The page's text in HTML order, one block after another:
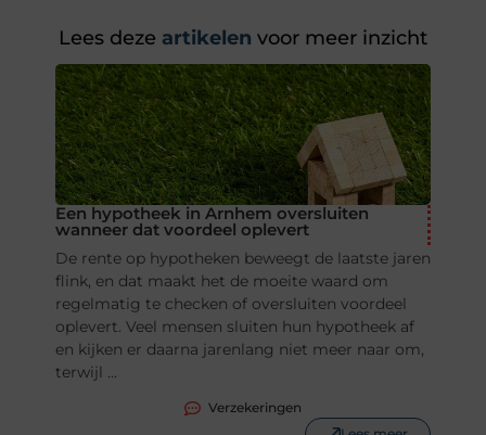
Lees deze artikelen voor meer inzicht
Een hypotheek in Arnhem oversluiten
wanneer dat voordeel oplevert
De rente op hypotheken beweegt de laatste jaren
flink, en dat maakt het de moeite waard om
regelmatig te checken of oversluiten voordeel
oplevert. Veel mensen sluiten hun hypotheek af
en kijken er daarna jarenlang niet meer naar om,
terwijl ...
Verzekeringen